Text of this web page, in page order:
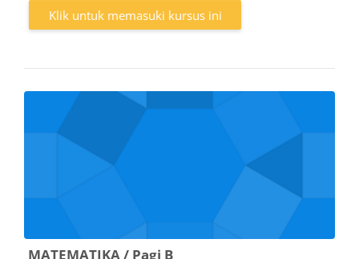
Klik untuk memasuki kursus ini
MATEMATIKA / Pagi B